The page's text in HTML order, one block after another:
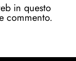
in questo
commento.